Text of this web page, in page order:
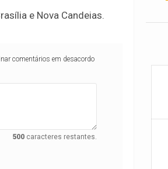
e Nova Candeias.
comentários em desacordo
500caracteres restantes.